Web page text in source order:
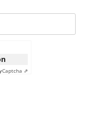
Captcha ⇗